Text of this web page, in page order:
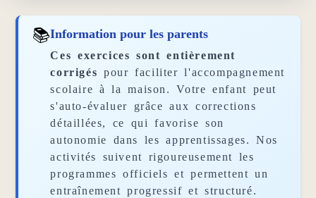
📚Information pour les parents
Ces exercices sont entièrement
corrigés pour faciliter l'accompagnement
scolaire à la maison. Votre enfant peut
s'auto-évaluer grâce aux corrections
détaillées, ce qui favorise son
autonomie dans les apprentissages. Nos
activités suivent rigoureusement les
programmes officiels et permettent un
entraînement progressif et structuré.